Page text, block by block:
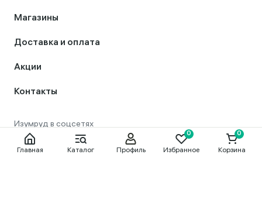
Магазины
Доставка и оплата
Акции
Контакты
Главная Каталог Профиль Избранное Корзина